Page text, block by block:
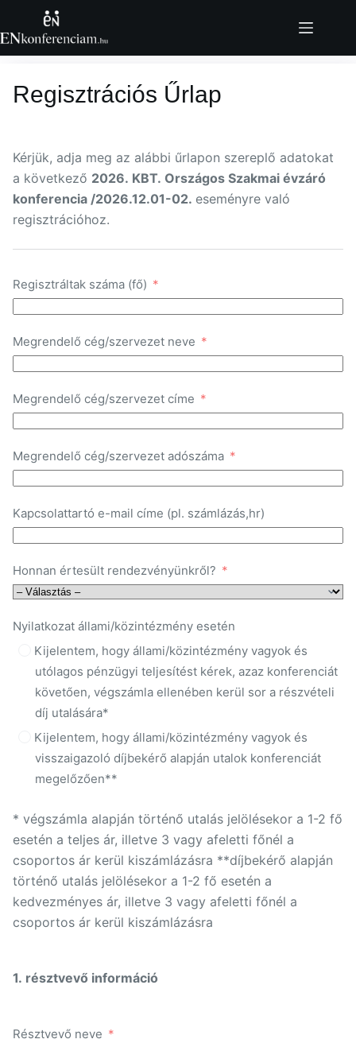
to
Regisztrációs Űrlap
Kérjük, adja meg az alábbi űrlapon szereplő adatokat
a következő 2026. KBT. Országos Szakmai évzáró
konferencia /2026.12.01-02. eseményre való
regisztrációhoz.
Regisztráltak száma (fő)
Megrendelő cég/szervezet neve
Megrendelő cég/szervezet címe
Megrendelő cég/szervezet adószáma
Kapcsolattartó e-mail címe (pl. számlázás,hr)
Honnan értesült rendezvényünkről?
Nyilatkozat állami/közintézmény esetén
Kijelentem, hogy állami/közintézmény vagyok és
utólagos pénzügyi teljesítést kérek, azaz konferenciát
követően, végszámla ellenében kerül sor a részvételi
díj utalására*
Kijelentem, hogy állami/közintézmény vagyok és
visszaigazoló díjbekérő alapján utalok konferenciát
megelőzően**
* végszámla alapján történő utalás jelölésekor a 1-2 fő
esetén a teljes ár, illetve 3 vagy afeletti főnél a
csoportos ár kerül kiszámlázásra **díjbekérő alapján
történő utalás jelölésekor a 1-2 fő esetén a
kedvezményes ár, illetve 3 vagy afeletti főnél a
csoportos ár kerül kiszámlázásra
1. résztvevő információ
Résztvevő neve